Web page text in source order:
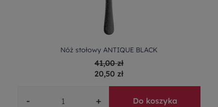
Nóż stołowy ANTIQUE BLACK
41,00 zł
20,50 zł
- + Do koszyka